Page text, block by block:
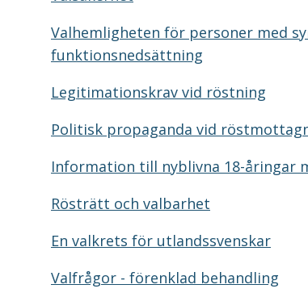
Valhemligheten för personer med
funktionsnedsättning
Legitimationskrav vid röstning
Politisk propaganda vid
Information till nyblivna 18-åringar
Rösträtt och valbarhet
En valkrets för utlandssvenskar
Valfrågor - förenklad behandling